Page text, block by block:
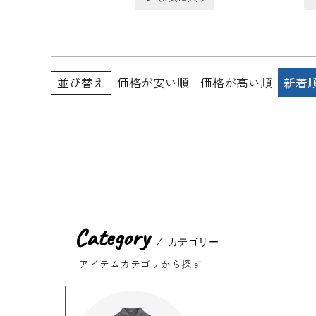
並び替え 価格が安い順 価格が高い順 新着
Category カテゴリー
アイテムカテゴリから探す